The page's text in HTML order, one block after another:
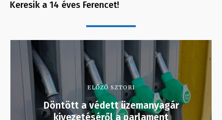
Keresik a 14 éves Ferencet!
ELŐZŐ SZTORI
Döntött a védett üzemanyagár
kivezetéséről a parlament